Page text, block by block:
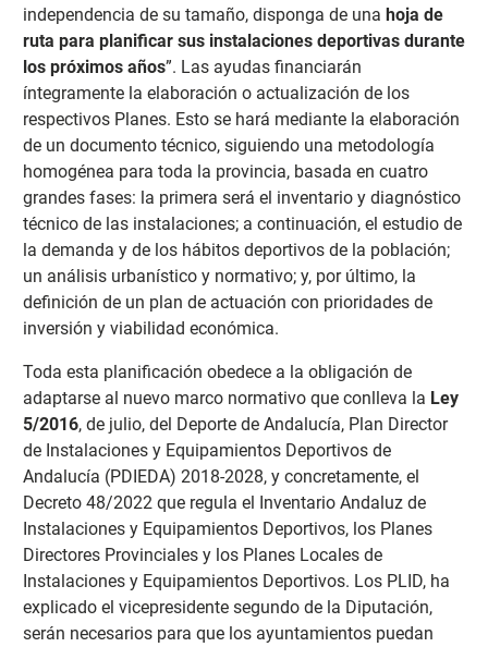
independencia de su tamaño, disponga de una hoja de
ruta para planificar sus instalaciones deportivas durante
los próximos años”. Las ayudas financiarán
íntegramente la elaboración o actualización de los
respectivos Planes. Esto se hará mediante la elaboración
de un documento técnico, siguiendo una metodología
homogénea para toda la provincia, basada en cuatro
grandes fases: la primera será el inventario y diagnóstico
técnico de las instalaciones; a continuación, el estudio de
la demanda y de los hábitos deportivos de la población;
un análisis urbanístico y normativo; y, por último, la
definición de un plan de actuación con prioridades de
inversión y viabilidad económica.
Toda esta planificación obedece a la obligación de
adaptarse al nuevo marco normativo que conlleva la Ley
5/2016, de julio, del Deporte de Andalucía, Plan Director
de Instalaciones y Equipamientos Deportivos de
Andalucía (PDIEDA) 2018-2028, y concretamente, el
Decreto 48/2022 que regula el Inventario Andaluz de
Instalaciones y Equipamientos Deportivos, los Planes
Directores Provinciales y los Planes Locales de
Instalaciones y Equipamientos Deportivos. Los PLID, ha
explicado el vicepresidente segundo de la Diputación,
serán necesarios para que los ayuntamientos puedan